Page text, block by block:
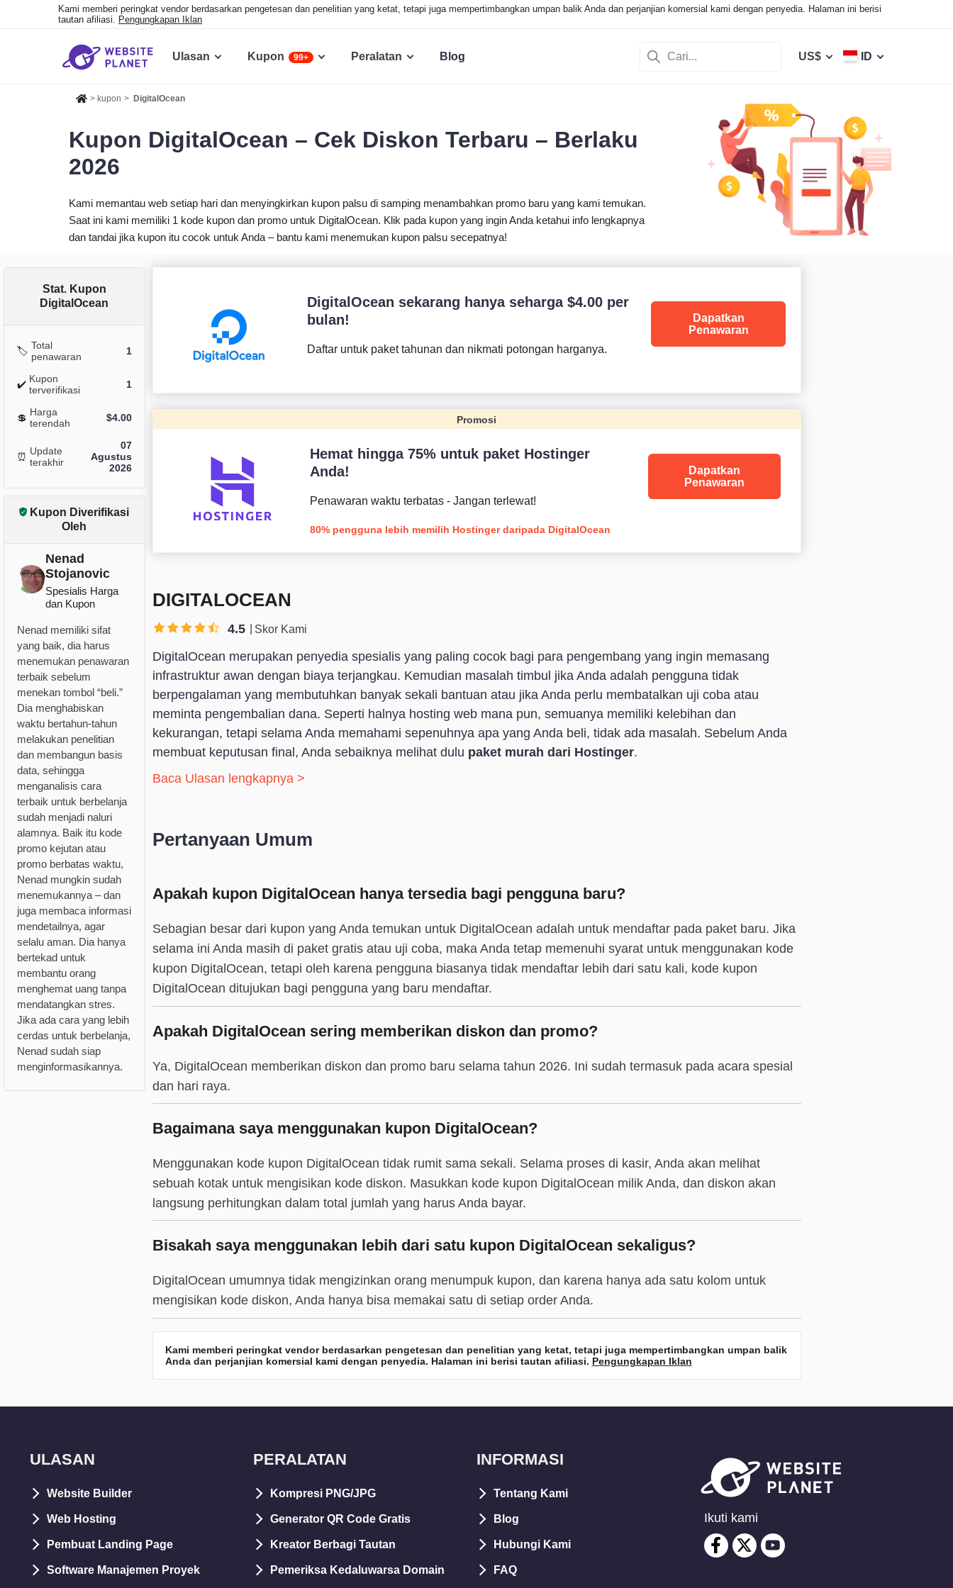
Kami memberi peringkat vendor berdasarkan pengetesan dan penelitian yang ketat, tetapi juga mempertimbangkan umpan balik Anda dan perjanjian komersial kami dengan penyedia. Halaman ini berisi
tautan afiliasi. Pengungkapan Iklan
Ulasan Kupon 99+ Peralatan Blog US$ ID
> kupon > DigitalOcean
Kupon DigitalOcean – Cek Diskon Terbaru – Berlaku
2026
Kami memantau web setiap hari dan menyingkirkan kupon palsu di samping menambahkan promo baru yang kami temukan.
Saat ini kami memiliki 1 kode kupon dan promo untuk DigitalOcean. Klik pada kupon yang ingin Anda ketahui info lengkapnya
dan tandai jika kupon itu cocok untuk Anda – bantu kami menemukan kupon palsu secepatnya!
Stat. Kupon
DigitalOcean
🏷️ Total
penawaran
1
✔️ Kupon
terverifikasi
1
💲 Harga
terendah
$4.00
⏰ Update
terakhir
07
Agustus
2026
Kupon Diverifikasi
Oleh
Nenad
Stojanovic
Spesialis Harga
dan Kupon
Nenad memiliki sifat
yang baik, dia harus
menemukan penawaran
terbaik sebelum
menekan tombol “beli.”
Dia menghabiskan
waktu bertahun-tahun
melakukan penelitian
dan membangun basis
data, sehingga
menganalisis cara
terbaik untuk berbelanja
sudah menjadi naluri
alamnya. Baik itu kode
promo kejutan atau
promo berbatas waktu,
Nenad mungkin sudah
menemukannya – dan
juga membaca informasi
mendetailnya, agar
selalu aman. Dia hanya
bertekad untuk
membantu orang
menghemat uang tanpa
mendatangkan stres.
Jika ada cara yang lebih
cerdas untuk berbelanja,
Nenad sudah siap
menginformasikannya.
DigitalOcean sekarang hanya seharga$4.00 per
bulan!
Daftar untuk paket tahunan dan nikmati potongan harganya.
Dapatkan
Penawaran
Promosi
Hemat hingga 75% untuk paket Hostinger
Anda!
Penawaran waktu terbatas - Jangan terlewat!
80% pengguna lebih memilih Hostinger daripada DigitalOcean
Dapatkan
Penawaran
DIGITALOCEAN
4.5 Skor Kami
DigitalOcean merupakan penyedia spesialis yang paling cocok bagi para pengembang yang ingin memasang
infrastruktur awan dengan biaya terjangkau. Kemudian masalah timbul jika Anda adalah pengguna tidak
berpengalaman yang membutuhkan banyak sekali bantuan atau jika Anda perlu membatalkan uji coba atau
meminta pengembalian dana. Seperti halnya hosting web mana pun, semuanya memiliki kelebihan dan
kekurangan, tetapi selama Anda memahami sepenuhnya apa yang Anda beli, tidak ada masalah. Sebelum Anda
membuat keputusan final, Anda sebaiknya melihat dulu paket murah dari Hostinger.
Baca Ulasan lengkapnya >
Pertanyaan Umum
Apakah kupon DigitalOcean hanya tersedia bagi pengguna baru?
Sebagian besar dari kupon yang Anda temukan untuk DigitalOcean adalah untuk mendaftar pada paket baru. Jika
selama ini Anda masih di paket gratis atau uji coba, maka Anda tetap memenuhi syarat untuk menggunakan kode
kupon DigitalOcean, tetapi oleh karena pengguna biasanya tidak mendaftar lebih dari satu kali, kode kupon
DigitalOcean ditujukan bagi pengguna yang baru mendaftar.
Apakah DigitalOcean sering memberikan diskon dan promo?
Ya, DigitalOcean memberikan diskon dan promo baru selama tahun 2026. Ini sudah termasuk pada acara spesial
dan hari raya.
Bagaimana saya menggunakan kupon DigitalOcean?
Menggunakan kode kupon DigitalOcean tidak rumit sama sekali. Selama proses di kasir, Anda akan melihat
sebuah kotak untuk mengisikan kode diskon. Masukkan kode kupon DigitalOcean milik Anda, dan diskon akan
langsung perhitungkan dalam total jumlah yang harus Anda bayar.
Bisakah saya menggunakan lebih dari satu kupon DigitalOcean sekaligus?
DigitalOcean umumnya tidak mengizinkan orang menumpuk kupon, dan karena hanya ada satu kolom untuk
mengisikan kode diskon, Anda hanya bisa memakai satu di setiap order Anda.
Kami memberi peringkat vendor berdasarkan pengetesan dan penelitian yang ketat, tetapi juga mempertimbangkan umpan balik
Anda dan perjanjian komersial kami dengan penyedia. Halaman ini berisi tautan afiliasi. Pengungkapan Iklan
ULASAN
Website Builder
Web Hosting
Pembuat Landing Page
Software Manajemen Proyek
PERALATAN
Kompresi PNG/JPG
Generator QR Code Gratis
Kreator Berbagi Tautan
Pemeriksa Kedaluwarsa Domain
INFORMASI
Tentang Kami
Blog
Hubungi Kami
FAQ
Ikuti kami